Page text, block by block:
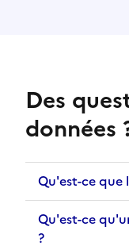
Des
données
Qu'est-ce que
Qu'est-ce
?